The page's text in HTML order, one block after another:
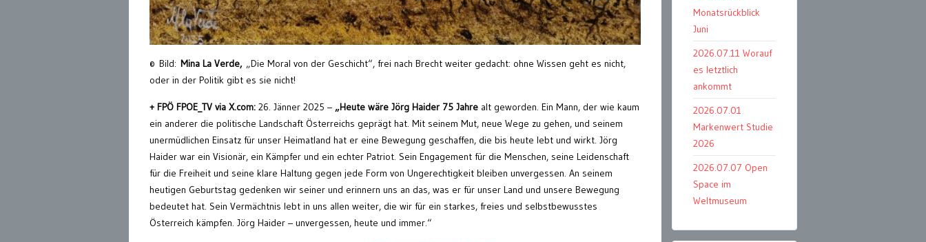
© Bild: Mina La Verde,„Die Moral von der Geschicht“, frei nach Brecht weiter gedacht: ohne Wissen geht es nicht,
oder in der Politik gibt es sie nicht!
+ FPÖ FPOE_TV via X.com: 26. Jänner 2025 – „Heute wäre Jörg Haider 75 Jahre alt geworden. Ein Mann, der wie kaum
ein anderer die politische Landschaft Österreichs geprägt hat. Mit seinem Mut, neue Wege zu gehen, und seinem
unermüdlichen Einsatz für unser Heimatland hat er eine Bewegung geschaffen, die bis heute lebt und wirkt. Jörg
Haider war ein Visionär, ein Kämpfer und ein echter Patriot. Sein Engagement für die Menschen, seine Leidenschaft
für die Freiheit und seine klare Haltung gegen jede Form von Ungerechtigkeit bleiben unvergessen. An seinem
heutigen Geburtstag gedenken wir seiner und erinnern uns an das, was er für unser Land und unsere Bewegung
bedeutet hat. Sein Vermächtnis lebt in uns allen weiter, die wir für ein starkes, freies und selbstbewusstes
Österreich kämpfen. Jörg Haider – unvergessen, heute und immer.“
Monatsrückblick
Juni
2026.07.11 Worauf
es letztlich
ankommt
2026.07.01
Markenwert Studie
2026
2026.07.07 Open
Space im
Weltmuseum